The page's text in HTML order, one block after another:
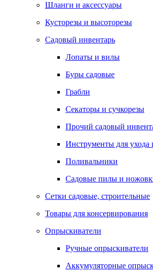
Шланги и аксессуары
Кусторезы и высоторезы
Садовый инвентарь
Лопаты и вилы
Буры садовые
Грабли
Секаторы и сучкорезы
Прочий садовый
Инструменты для ухода
Поливальники
Садовые пилы и
Сетки садовые, строительные
Товары для консервирования
Опрыскиватели
Ручные опрыскиватели
Аккумуляторные